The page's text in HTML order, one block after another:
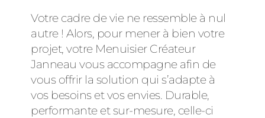
Votre cadre de vie ne ressemble à nul
autre ! Alors, pour mener à bien votre
projet, votre Menuisier Créateur
Janneau vous accompagne afin de
vous offrir la solution qui s’adapte à
vos besoins et vos envies. Durable,
performante et sur-mesure, celle-ci